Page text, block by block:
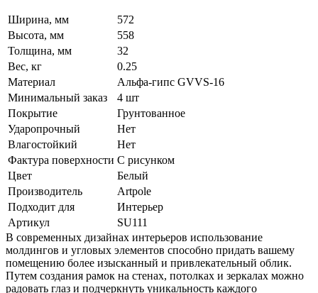
Ширина, мм
572
Высота, мм
558
Толщина, мм
32
Вес, кг
0.25
Материал
Альфа-гипс GVVS-16
Минимальный заказ
4 шт
Покрытие
Грунтованное
Ударопрочный
Нет
Влагостойкий
Нет
Фактура поверхности С рисунком
Цвет
Белый
Производитель
Artpole
Подходит для
Интерьер
Артикул
SU111
В современных дизайнах интерьеров использование
молдингов и угловых элементов способно придать вашему
помещению более изысканный и привлекательный облик.
Путем создания рамок на стенах, потолках и зеркалах можно
радовать глаз и подчеркнуть уникальность каждого